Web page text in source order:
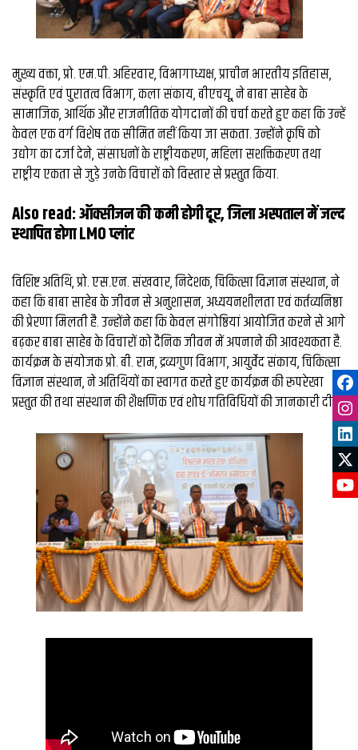
मुख्य वक्ता, प्रो. एम.पी. अहिरवार, विभागाध्यक्ष, प्राचीन भारतीय इतिहास,
संस्कृति एवं पुरातत्व विभाग, कला संकाय, बीएचयू, ने बाबा साहेब के
सामाजिक, आर्थिक और राजनीतिक योगदानों की चर्चा करते हुए कहा कि उन्हें
केवल एक वर्ग विशेष तक सीमित नहीं किया जा सकता. उन्होंने कृषि को
उद्योग का दर्जा देने, संसाधनों के राष्ट्रीयकरण, महिला सशक्तिकरण तथा
राष्ट्रीय एकता से जुड़े उनके विचारों को विस्तार से प्रस्तुत किया.
Also read:ऑक्सीजन की कमी होगी दूर, जिला अस्‍पताल में जल्द
स्‍थापित होगा LMO प्लांट
विशिष्ट अतिथि, प्रो. एस.एन. संखवार, निदेशक, चिकित्सा विज्ञान संस्थान, ने
कहा कि बाबा साहेब के जीवन से अनुशासन, अध्ययनशीलता एवं कर्तव्यनिष्ठा
की प्रेरणा मिलती है. उन्होंने कहा कि केवल संगोष्ठियां आयोजित करने से आगे
बढ़कर बाबा साहेब के विचारों को दैनिक जीवन में अपनाने की आवश्यकता है.
कार्यक्रम के संयोजक प्रो. बी. राम, द्रव्यगुण विभाग, आयुर्वेद संकाय, चिकित्सा
विज्ञान संस्थान, ने अतिथियों का स्वागत करते हुए कार्यक्रम की रूपरेखा
प्रस्तुत की तथा संस्थान की शैक्षणिक एवं शोध गतिविधियों की जानकारी दी.